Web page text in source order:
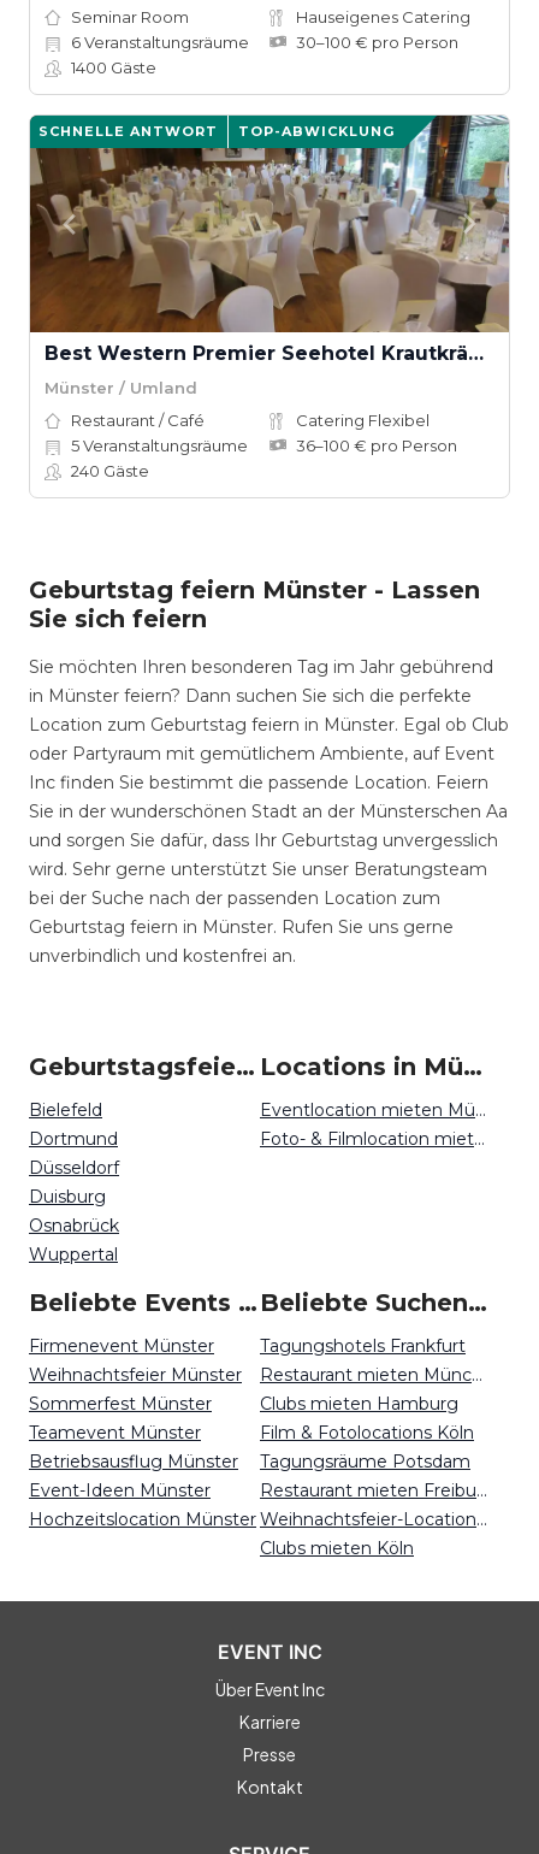
Seminar Room
Hauseigenes Catering
6Veranstaltungsräume
30–100 € pro Person
1400 Gäste
SCHNELLE ANTWORT TOP-ABWICKLUNG
Best Western Premier Seehotel Krautkrämer
Münster / Umland
Restaurant / Café
Catering Flexibel
5Veranstaltungsräume
36–100 € pro Person
240 Gäste
Geburtstag feiern Münster - Lassen
Sie sich feiern
Sie möchten Ihren besonderen Tag im Jahr gebührend
in Münster feiern? Dann suchen Sie sich die perfekte
Location zum Geburtstag feiern in Münster. Egal ob Club
oder Partyraum mit gemütlichem Ambiente, auf Event
Inc finden Sie bestimmt die passende Location. Feiern
Sie in der wunderschönen Stadt an der Münsterschen Aa
und sorgen Sie dafür, dass Ihr Geburtstag unvergesslich
wird. Sehr gerne unterstützt Sie unser Beratungsteam
bei der Suche nach der passenden Location zum
Geburtstag feiern in Münster. Rufen Sie uns gerne
unverbindlich und kostenfrei an.
Geburtstagsfeiern um Münster
Bielefeld
Dortmund
Düsseldorf
Duisburg
Osnabrück
Wuppertal
Locations in Münster mieten
Eventlocation mieten Münster
Foto- & Filmlocation mieten Münster
Beliebte Events in Münster
Firmenevent Münster
Weihnachtsfeier Münster
Sommerfest Münster
Teamevent Münster
Betriebsausflug Münster
Event-Ideen Münster
Hochzeitslocation Münster
Beliebte Suchen auf Event Inc
Tagungshotels Frankfurt
Restaurant mieten München
Clubs mieten Hamburg
Film & Fotolocations Köln
Tagungsräume Potsdam
Restaurant mieten Freiburg
Weihnachtsfeier-Locations Nürnberg
Clubs mieten Köln
EVENT INC
Über Event Inc
Karriere
Presse
Kontakt